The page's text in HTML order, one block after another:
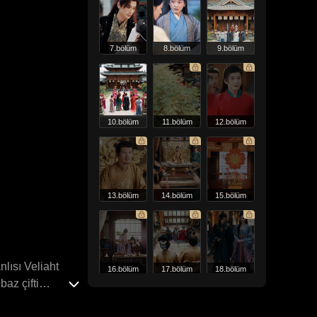
Veliaht
çifti
7.bölüm 8.bölüm 9.bölüm
10.bölüm 11.bölüm 12.bölüm
13.bölüm 14.bölüm 15.bölüm
16.bölüm 17.bölüm 18.bölüm